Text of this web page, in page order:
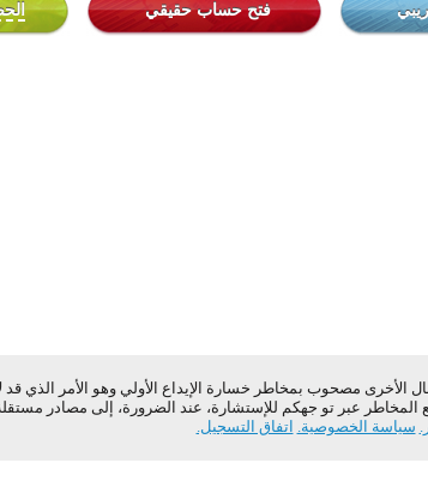
فتح حساب حقيقي
مصحوب بمخاطر خسارة الإيداع الأولي وهو الأمر الذي قد
عبر تو جهكم للإستشارة، عند الضرورة، إلى مصادر
سياسة الخصوصية. اتفاق التسجيل.